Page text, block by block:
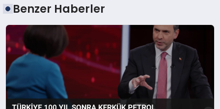
Benzer Haberler